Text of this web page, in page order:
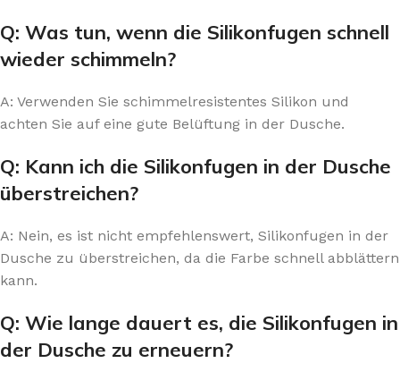
Q: Was tun, wenn die Silikonfugen schnell
wieder schimmeln?
A: Verwenden Sie schimmelresistentes Silikon und
achten Sie auf eine gute Belüftung in der Dusche.
Q: Kann ich die Silikonfugen in der Dusche
überstreichen?
A: Nein, es ist nicht empfehlenswert, Silikonfugen in der
Dusche zu überstreichen, da die Farbe schnell abblättern
kann.
Q: Wie lange dauert es, die Silikonfugen in
der Dusche zu erneuern?